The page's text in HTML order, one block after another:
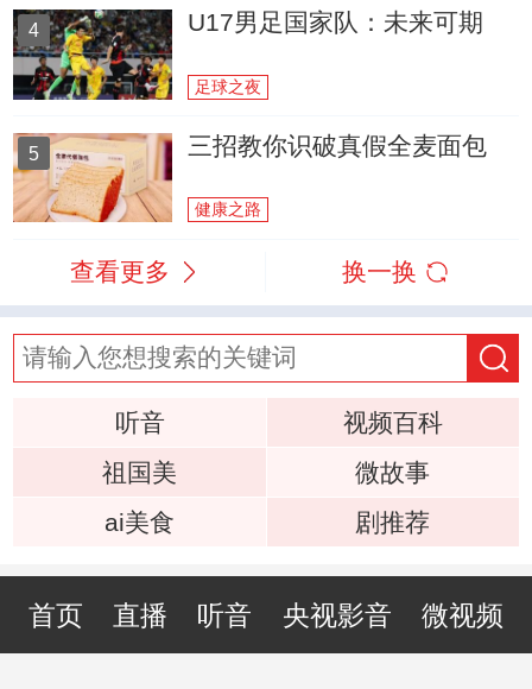
4 U17男足国家队：未来可期
足球之夜
5 三招教你识破真假全麦面包
健康之路
查看更多 换一换
听音
视频百科
祖国美
微故事
ai美食
剧推荐
首页 直播 听音 央视影音 微视频